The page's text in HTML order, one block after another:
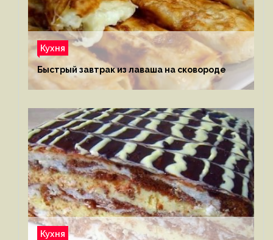
Кухня
Быстрый завтрак из лаваша на сковороде
Кухня